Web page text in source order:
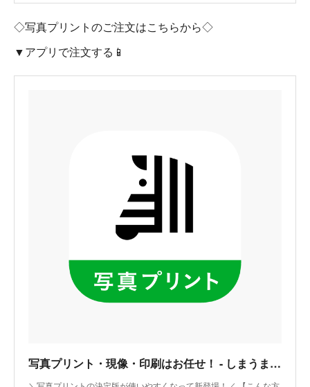
◇写真プリントのご注文はこちらから◇
▼アプリで注文する📱
‎写真プリント・現像・印刷はお任せ！ - しまうまプリント